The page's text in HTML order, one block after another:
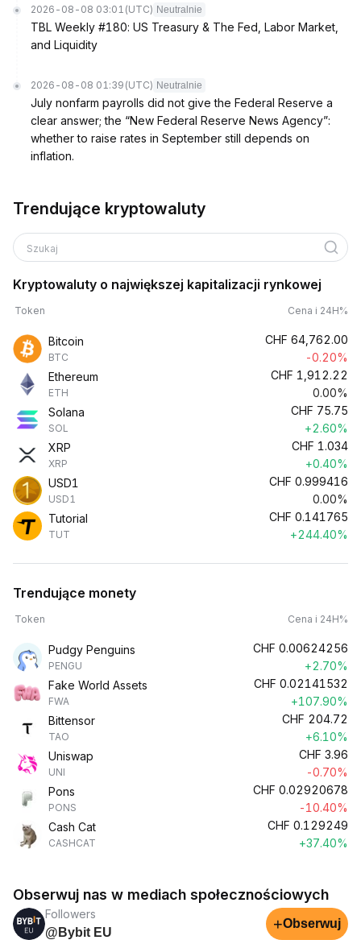
2026-08-08 03:01 (UTC) Neutralnie
TBL Weekly #180: US Treasury & The Fed, Labor Market,
and Liquidity
2026-08-08 01:39 (UTC) Neutralnie
July nonfarm payrolls did not give the Federal Reserve a
clear answer; the “New Federal Reserve News Agency”:
whether to raise rates in September still depends on
inflation.
Trendujące kryptowaluty
Szukaj
Kryptowaluty o największej kapitalizacji rynkowej
Token Cena i 24H%
Bitcoin
BTC
CHF 64,762.00
-0.20%
Ethereum
ETH
CHF 1,912.22
0.00%
Solana
SOL
CHF 75.75
+2.60%
XRP
XRP
CHF 1.034
+0.40%
USD1
USD1
CHF 0.999416
0.00%
Tutorial
TUT
CHF 0.141765
+244.40%
Trendujące monety
Token Cena i 24H%
Pudgy Penguins
PENGU
CHF 0.00624256
+2.70%
Fake World Assets
FWA
CHF 0.02141532
+107.90%
Bittensor
TAO
CHF 204.72
+6.10%
Uniswap
UNI
CHF 3.96
-0.70%
Pons
PONS
CHF 0.02920678
-10.40%
Cash Cat
CASHCAT
CHF 0.129249
+37.40%
Obserwuj nas w mediach społecznościowych
Followers
@Bybit EU
+Obserwuj